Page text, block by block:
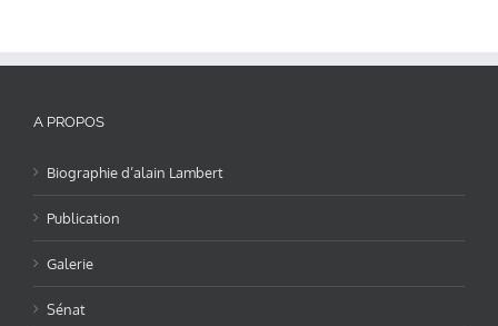
A PROPOS
Biographie d’alain Lambert
Publication
Galerie
Sénat